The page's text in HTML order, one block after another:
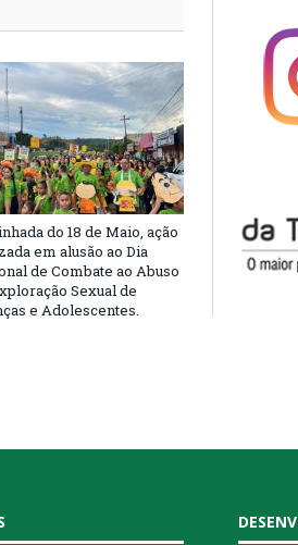
do 18 de Maio, ação
em alusão ao Dia
de Combate ao Abuso
Sexual de
e Adolescentes.